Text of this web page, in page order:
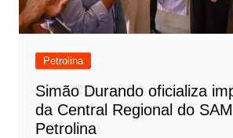
Petrolina
Simão Durando oficializa
da Central Regional do
Petrolina